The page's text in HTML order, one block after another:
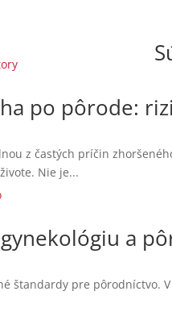
po pôrode:
z častých príčin
Nie je...
a
štandardy pre pôrodníctvo.